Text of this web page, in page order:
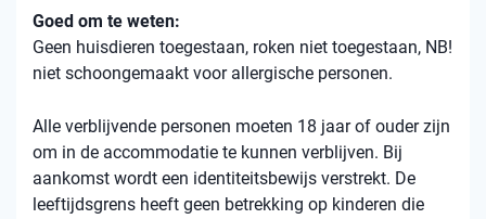
Goed om te weten:
Geen huisdieren toegestaan, roken niet toegestaan, NB!
niet schoongemaakt voor allergische personen.
Alle verblijvende personen moeten 18 jaar of ouder zijn
om in de accommodatie te kunnen verblijven. Bij
aankomst wordt een identiteitsbewijs verstrekt. De
leeftijdsgrens heeft geen betrekking op kinderen die